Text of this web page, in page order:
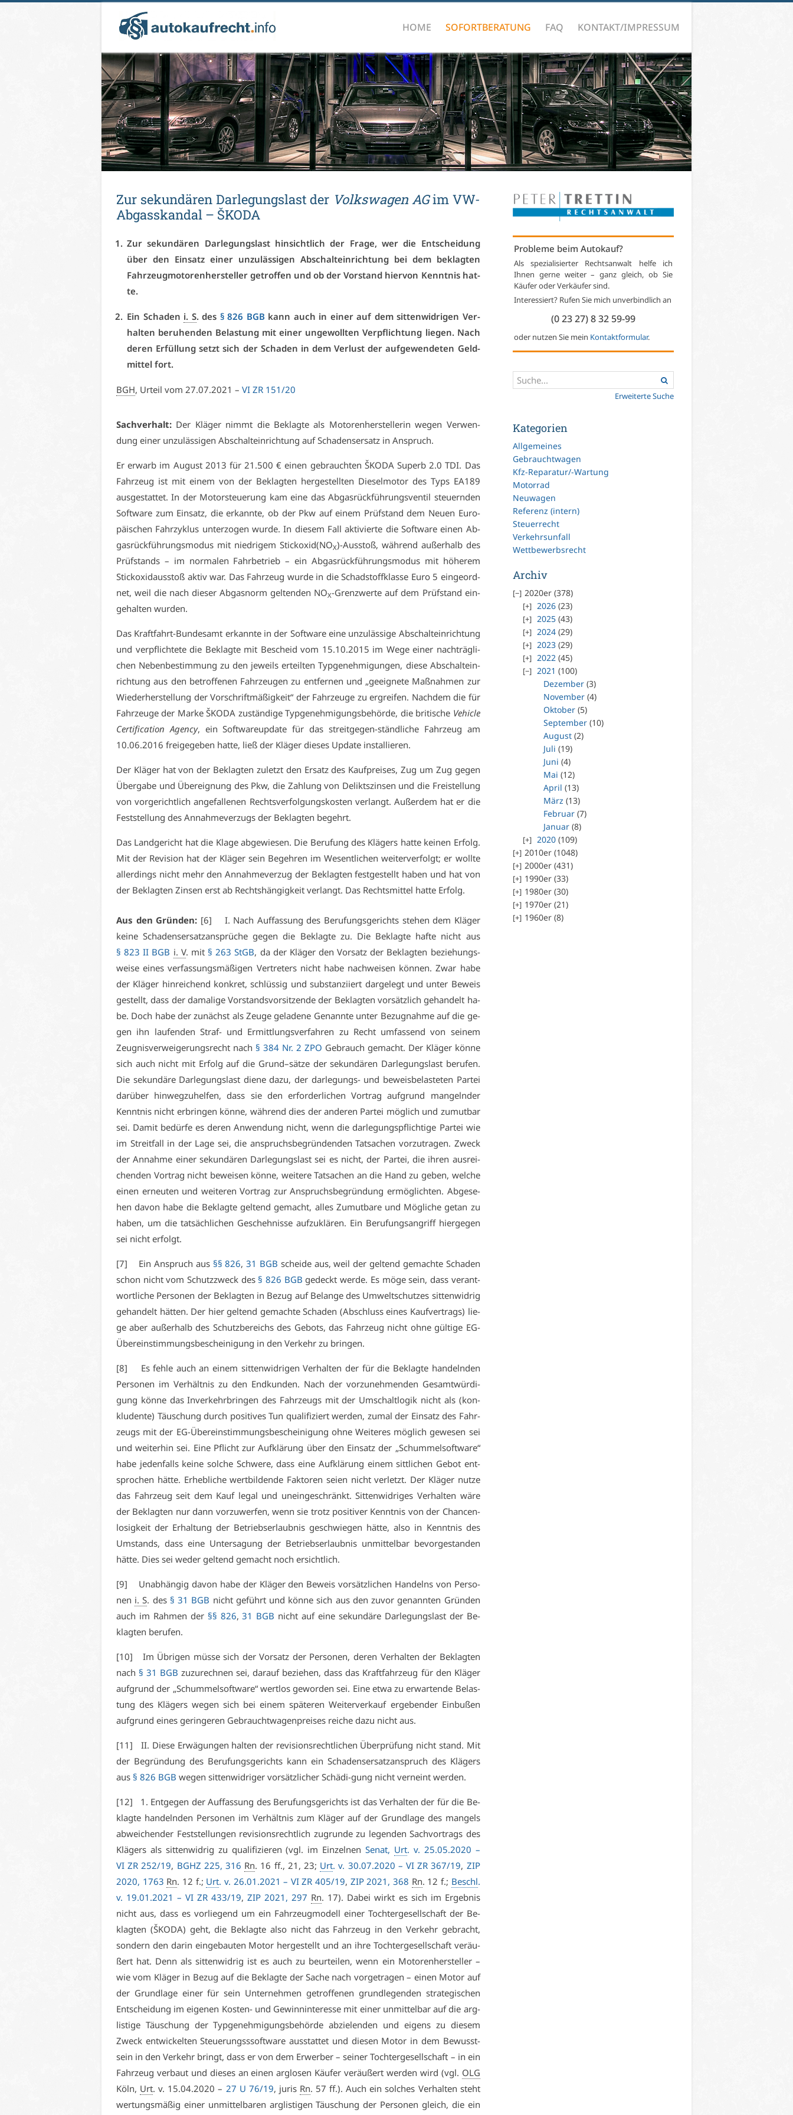
HOME SOFORTBERATUNG FAQ KONTAKT/IMPRESSUM
Zur se­kun­dä­ren Dar­le­gungs­last der Volks­wa­gen AGim VW-
Ab­gas­skan­dal – ŠKO­DA
Zur se­kun­dä­ren Dar­le­gungs­last hin­sicht­lich der Fra­ge, wer die Ent­schei­dung
über den Ein­satz ei­ner un­zu­läs­si­gen Ab­schalt­ein­rich­tung bei dem be­klag­ten
Fahr­zeug­mo­to­ren­her­stel­ler ge­trof­fen und ob der Vor­stand hier­von Kennt­nis hat­
te.
Ein Scha­den i. S. des § 826 BGB kann auch in ei­ner auf dem sit­ten­wid­ri­gen Ver­
hal­ten be­ru­hen­den Be­las­tung mit ei­ner un­ge­woll­ten Ver­pflich­tung lie­gen. Nach
de­ren Er­fül­lung setzt sich der Scha­den in dem Ver­lust der auf­ge­wen­de­ten Geld­
mit­tel fort.
BGH, Ur­teil vom 27.07.2021 – VI ZR 151/20
Sach­ver­halt: Der Klä­ger nimmt die Be­klag­te als Mo­to­ren­her­stel­le­rin we­gen Ver­wen­
dung ei­ner un­zu­läs­si­gen Ab­schalt­ein­rich­tung auf Scha­dens­er­satz in An­spruch.
Er er­warb im Au­gust 2013 für 21.500 € ei­nen ge­brauch­ten ŠKO­DA Su­perb 2.0 TDI. Das
Fahr­zeug ist mit ei­nem von der Be­klag­ten her­ge­stell­ten Die­sel­mo­tor des Typs EA189
aus­ge­stat­tet. In der Mo­tor­steue­rung kam ei­ne das Ab­gas­rück­füh­rungs­ven­til steu­ern­den
Soft­ware zum Ein­satz, die er­kann­te, ob der Pkw auf ei­nem Prüf­stand dem Neu­en Eu­ro­
päi­schen Fahr­zy­klus un­ter­zo­gen wur­de. In die­sem Fall ak­ti­vier­te die Soft­ware ei­nen Ab­
gas­rück­füh­rungs­mo­dus mit nied­ri­gem Stick­oxid(NOX)-Aus­stoß, wäh­rend au­ßer­halb des
Prüf­stands – im nor­ma­len Fahr­be­trieb – ein Ab­gas­rück­füh­rungs­mo­dus mit hö­he­rem
Stick­oxid­aus­stoß ak­tiv war. Das Fahr­zeug wur­de in die Schad­stoff­klas­se Eu­ro 5 ein­ge­ord­
net, weil die nach die­ser Ab­gas­norm gel­ten­den NOX-Grenz­wer­te auf dem Prüf­stand ein­
ge­hal­ten wur­den.
Das Kraft­fahrt-Bun­des­amt er­kann­te in der Soft­ware ei­ne un­zu­läs­si­ge Ab­schalt­ein­rich­tung
und ver­pflich­te­te die Be­klag­te mit Be­scheid vom 15.10.2015 im We­ge ei­ner nach­träg­li­
chen Ne­ben­be­stim­mung zu den je­weils er­teil­ten Typ­ge­neh­mi­gun­gen, die­se Ab­schalt­ein­
rich­tung aus den be­trof­fe­nen Fahr­zeu­gen zu ent­fer­nen und „ge­eig­ne­te Maß­nah­men zur
Wie­der­her­stel­lung der Vor­schrift­mä­ßig­keit“ der Fahr­zeu­ge zu er­grei­fen. Nach­dem die für
Fahr­zeu­ge der Mar­ke ŠKO­DA zu­stän­di­ge Typ­ge­neh­mi­gungs­be­hör­de, die bri­ti­sche Ve­hi­cle
Cer­ti­fi­ca­ti­on Agen­cy, ein Soft­ware­up­date für das streit­ge­gen-ständ­li­che Fahr­zeug am
10.06.2016 frei­ge­ge­ben hat­te, ließ der Klä­ger die­ses Up­date in­stal­lie­ren.
Der Klä­ger hat von der Be­klag­ten zu­letzt den Er­satz des Kauf­prei­ses, Zug um Zug ge­gen
Über­ga­be und Über­eig­nung des Pkw, die Zah­lung von De­likt­szin­sen und die Frei­stel­lung
von vor­ge­richt­lich an­ge­fal­le­nen Rechts­ver­fol­gungs­kos­ten ver­langt. Au­ßer­dem hat er die
Fest­stel­lung des An­nah­me­ver­zugs der Be­klag­ten be­gehrt.
Das Land­ge­richt hat die Kla­ge ab­ge­wie­sen. Die Be­ru­fung des Klä­gers hat­te kei­nen Er­folg.
Mit der Re­vi­si­on hat der Klä­ger sein Be­geh­ren im We­sent­li­chen wei­ter­ver­folgt; er woll­te
al­ler­dings nicht mehr den An­nah­me­ver­zug der Be­klag­ten fest­ge­stellt ha­ben und hat von
der Be­klag­ten Zin­sen erst ab Rechts­hän­gig­keit ver­langt. Das Rechts­mit­tel hat­te Er­folg.
Aus den Grün­den: [6] I. Nach Auf­fas­sung des Be­ru­fungs­ge­richts ste­hen dem Klä­ger
kei­ne Scha­dens­er­satz­an­sprü­che ge­gen die Be­klag­te zu. Die Be­klag­te haf­te nicht aus
§ 823 II BGB i. V. mit § 263 StGB, da der Klä­ger den Vor­satz der Be­klag­ten be­zie­hungs­
wei­se ei­nes ver­fas­sungs­mä­ßi­gen Ver­tre­ters nicht ha­be nach­wei­sen kön­nen. Zwar ha­be
der Klä­ger hin­rei­chend kon­kret, schlüs­sig und sub­stan­zi­iert dar­ge­legt und un­ter Be­weis
ge­stellt, dass der da­ma­li­ge Vor­stands­vor­sit­zen­de der Be­klag­ten vor­sätz­lich ge­han­delt ha­
be. Doch ha­be der zu­nächst als Zeu­ge ge­la­de­ne Ge­nann­te un­ter Be­zug­nah­me auf die ge­
gen ihn lau­fen­den Straf- und Er­mitt­lungs­ver­fah­ren zu Recht um­fas­send von sei­nem
Zeug­nis­ver­wei­ge­rungs­recht nach § 384 Nr. 2 ZPO Ge­brauch ge­macht. Der Klä­ger kön­ne
sich auch nicht mit Er­folg auf die Grund–sät­ze der se­kun­dä­ren Dar­le­gungs­last be­ru­fen.
Die se­kun­dä­re Dar­le­gungs­last die­ne da­zu, der dar­le­gungs- und be­weis­be­las­te­ten Par­tei
dar­über hin­weg­zu­hel­fen, dass sie den er­for­der­li­chen Vor­trag auf­grund man­geln­der
Kennt­nis nicht er­brin­gen kön­ne, wäh­rend dies der an­de­ren Par­tei mög­lich und zu­mut­bar
sei. Da­mit be­dür­fe es de­ren An­wen­dung nicht, wenn die dar­le­gungs­pflich­ti­ge Par­tei wie
im Streit­fall in der La­ge sei, die an­spruchs­be­grün­den­den Tat­sa­chen vor­zu­tra­gen. Zweck
der An­nah­me ei­ner se­kun­dä­ren Dar­le­gungs­last sei es nicht, der Par­tei, die ih­ren aus­rei­
chen­den Vor­trag nicht be­wei­sen kön­ne, wei­te­re Tat­sa­chen an die Hand zu ge­ben, wel­che
ei­nen er­neu­ten und wei­te­ren Vor­trag zur An­spruchs­be­grün­dung er­mög­lich­ten. Ab­ge­se­
hen da­von ha­be die Be­klag­te gel­tend ge­macht, al­les Zu­mut­ba­re und Mög­li­che ge­tan zu
ha­ben, um die tat­säch­li­chen Ge­scheh­nis­se auf­zu­klä­ren. Ein Be­ru­fungs­an­griff hier­ge­gen
sei nicht er­folgt.
[7] Ein An­spruch aus §§ 826,31 BGB schei­de aus, weil der gel­tend ge­mach­te Scha­den
schon nicht vom Schutz­zweck des § 826 BGB ge­deckt wer­de. Es mö­ge sein, dass ver­ant­
wort­li­che Per­so­nen der Be­klag­ten in Be­zug auf Be­lan­ge des Um­welt­schut­zes sit­ten­wid­rig
ge­han­delt hät­ten. Der hier gel­tend ge­mach­te Scha­den (Ab­schluss ei­nes Kauf­ver­trags) lie­
ge aber au­ßer­halb des Schutz­be­reichs des Ge­bots, das Fahr­zeug nicht oh­ne gül­ti­ge EG-
Über­ein­stim­mungs­be­schei­ni­gung in den Ver­kehr zu brin­gen.
[8] Es feh­le auch an ei­nem sit­ten­wid­ri­gen Ver­hal­ten der für die Be­klag­te han­deln­den
Per­so­nen im Ver­hält­nis zu den End­kun­den. Nach der vor­zu­neh­men­den Ge­samt­wür­di­
gung kön­ne das In­ver­kehr­brin­gen des Fahr­zeugs mit der Um­schalt­lo­gik nicht als (kon­
klu­den­te) Täu­schung durch po­si­ti­ves Tun qua­li­fi­ziert wer­den, zu­mal der Ein­satz des Fahr­
zeugs mit der EG-Über­ein­stim­mungs­be­schei­ni­gung oh­ne Wei­te­res mög­lich ge­we­sen sei
und wei­ter­hin sei. Ei­ne Pflicht zur Auf­klä­rung über den Ein­satz der „Schum­mel­soft­ware“
ha­be je­den­falls kei­ne sol­che Schwe­re, dass ei­ne Auf­klä­rung ei­nem sitt­li­chen Ge­bot ent­
spro­chen hät­te. Er­heb­li­che wert­bil­den­de Fak­to­ren sei­en nicht ver­letzt. Der Klä­ger nut­ze
das Fahr­zeug seit dem Kauf le­gal und un­ein­ge­schränkt. Sit­ten­wid­ri­ges Ver­hal­ten wä­re
der Be­klag­ten nur dann vor­zu­wer­fen, wenn sie trotz po­si­ti­ver Kennt­nis von der Chan­cen­
lo­sig­keit der Er­hal­tung der Be­triebs­er­laub­nis ge­schwie­gen hät­te, al­so in Kennt­nis des
Um­stands, dass ei­ne Un­ter­sa­gung der Be­triebs­er­laub­nis un­mit­tel­bar be­vor­ge­stan­den
hät­te. Dies sei we­der gel­tend ge­macht noch er­sicht­lich.
[9] Un­ab­hän­gig da­von ha­be der Klä­ger den Be­weis vor­sätz­li­chen Han­delns von Per­so­
nen i. S. des § 31 BGB nicht ge­führt und kön­ne sich aus den zu­vor ge­nann­ten Grün­den
auch im Rah­men der §§ 826,31 BGB nicht auf ei­ne se­kun­dä­re Dar­le­gungs­last der Be­
klag­ten be­ru­fen.
[10] Im Üb­ri­gen müs­se sich der Vor­satz der Per­so­nen, de­ren Ver­hal­ten der Be­klag­ten
nach § 31 BGB zu­zu­rech­nen sei, dar­auf be­zie­hen, dass das Kraft­fahr­zeug für den Klä­ger
auf­grund der „Schum­mel­soft­ware“ wert­los ge­wor­den sei. Ei­ne et­wa zu er­war­ten­de Be­las­
tung des Klä­gers we­gen sich bei ei­nem spä­te­ren Wei­ter­ver­kauf er­ge­ben­der Ein­bu­ßen
auf­grund ei­nes ge­rin­ge­ren Ge­braucht­wa­gen­prei­ses rei­che da­zu nicht aus.
[11] II. Die­se Er­wä­gun­gen hal­ten der re­vi­si­ons­recht­li­chen Über­prü­fung nicht stand. Mit
der Be­grün­dung des Be­ru­fungs­ge­richts kann ein Scha­dens­er­satz­an­spruch des Klä­gers
aus § 826 BGB we­gen sit­ten­wid­ri­ger vor­sätz­li­cher Schä­di-gung nicht ver­neint wer­den.
[12] 1. Ent­ge­gen der Auf­fas­sung des Be­ru­fungs­ge­richts ist das Ver­hal­ten der für die Be­
klag­te han­deln­den Per­so­nen im Ver­hält­nis zum Klä­ger auf der Grund­la­ge des man­gels
ab­wei­chen­der Fest­stel­lun­gen re­vi­si­ons­recht­lich zu­grun­de zu le­gen­den Sach­vor­trags des
Klä­gers als sit­ten­wid­rig zu qua­li­fi­zie­ren (vgl. im Ein­zel­nenSe­nat, Urt. v. 25.05.2020 –
VI ZR 252/19, BGHZ 225, 316 Rn. 16 ff., 21, 23; Urt. v. 30.07.2020 –VI ZR 367/19, ZIP
2020, 1763 Rn. 12 f.; Urt. v. 26.01.2021 – VI ZR 405/19, ZIP 2021, 368 Rn. 12 f.; Beschl.
v. 19.01.2021 –VI ZR 433/19,ZIP 2021, 297 Rn. 17). Da­bei wirkt es sich im Er­geb­nis
nicht aus, dass es vor­lie­gend um ein Fahr­zeug­mo­dell ei­ner Toch­ter­ge­sell­schaft der Be­
klag­ten (ŠKO­DA) geht, die Be­klag­te al­so nicht das Fahr­zeug in den Ver­kehr ge­bracht,
son­dern den dar­in ein­ge­bau­ten Mo­tor her­ge­stellt und an ih­re Toch­ter­ge­sell­schaft ver­äu­
ßert hat. Denn als sit­ten­wid­rig ist es auch zu be­ur­tei­len, wenn ein Mo­to­ren­her­stel­ler –
wie vom Klä­ger in Be­zug auf die Be­klag­te der Sa­che nach vor­ge­tra­gen – ei­nen Mo­tor auf
der Grund­la­ge ei­ner für sein Un­ter­neh­men ge­trof­fe­nen grund­le­gen­den stra­te­gi­schen
Ent­schei­dung im ei­ge­nen Kos­ten- und Ge­winn­in­ter­es­se mit ei­ner un­mit­tel­bar auf die arg­
lis­ti­ge Täu­schung der Typ­ge­neh­mi­gungs­be­hör­de ab­zie­len­den und ei­gens zu die­sem
Zweck ent­wi­ckel­ten Steue­rungsssoft­ware aus­stat­tet und die­sen Mo­tor in dem Be­wusst­
sein in den Ver­kehr bringt, dass er von dem Er­wer­ber – sei­ner Toch­ter­ge­sell­schaft – in ein
Fahr­zeug ver­baut und die­ses an ei­nen arg­lo­sen Käu­fer ver­äu­ßert wer­den wird (vgl. OLG
Köln, Urt. v. 15.04.2020 – 27 U 76/19, ju­ris Rn. 57 ff.). Auch ein sol­ches Ver­hal­ten steht
wer­tungs­mä­ßig ei­ner un­mit­tel­ba­ren arg­lis­ti­gen Täu­schung der Per­so­nen gleich, die ein
Probleme beim Autokauf?
Als spezialisierter Rechtsanwalt helfe ich
Ihnen gerne weiter – ganz gleich, ob Sie
Käufer oder Verkäufer sind.
Interessiert? Rufen Sie mich unverbindlich an
(0 23 27) 8 32 59-99
oder nutzen Sie mein Kontaktformular.
Erweiterte Suche
Kategorien
Allgemeines
Gebrauchtwagen
Kfz-Reparatur/-Wartung
Motorrad
Neuwagen
Referenz (intern)
Steuerrecht
Verkehrsunfall
Wettbewerbsrecht
Archiv
2020er (378)
2026 (23)
2025 (43)
2024 (29)
2023 (29)
2022 (45)
2021 (100)
Dezember (3)
November (4)
Oktober (5)
September (10)
August (2)
Juli (19)
Juni (4)
Mai (12)
April (13)
März (13)
Februar (7)
Januar (8)
2020 (109)
2010er (1048)
2000er (431)
1990er (33)
1980er (30)
1970er (21)
1960er (8)